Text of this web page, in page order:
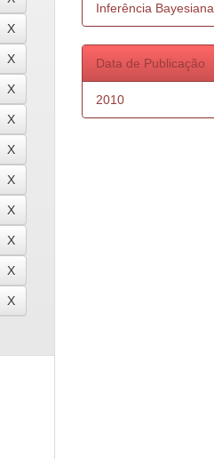
Inferência Bayesiana
Data de Publicação
2010